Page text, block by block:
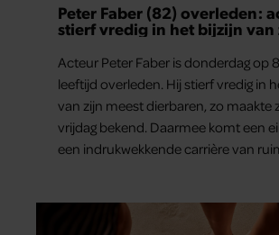
Peter Faber (82) overleden:
stierf vredig in het bijzijn van
Acteur Peter Faber is donderdag op
leeftijd overleden. Hij stierf vredig in
van zijn meest dierbaren, zo maakte
vrijdag bekend. Daarmee komt een
een indrukwekkende carrière van